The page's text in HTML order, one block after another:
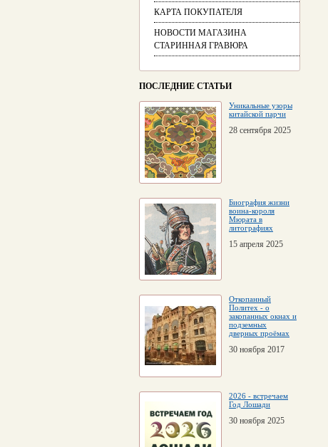
КАРТА ПОКУПАТЕЛЯ
НОВОСТИ МАГАЗИНА
СТАРИННАЯ ГРАВЮРА
ПОСЛЕДНИЕ СТАТЬИ
Уникальные узоры
китайской парчи
28 сентября 2025
Биография жизни
воина-короля
Мюрата в
литографиях
15 апреля 2025
Откопанный
Политех - о
закопанных окнах и
подземных
дверных проёмах
30 ноября 2017
2026 - встречаем
Год Лошади
30 ноября 2025